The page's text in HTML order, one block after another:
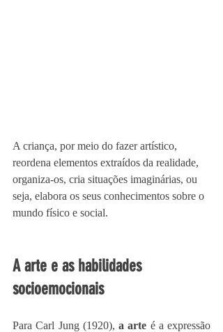
A criança, por meio do fazer artístico,
reordena elementos extraídos da realidade,
organiza-os, cria situações imaginárias, ou
seja, elabora os seus conhecimentos sobre o
mundo físico e social.
A arte e as habilidades
socioemocionais
Para Carl Jung (1920), a arte é a expressão